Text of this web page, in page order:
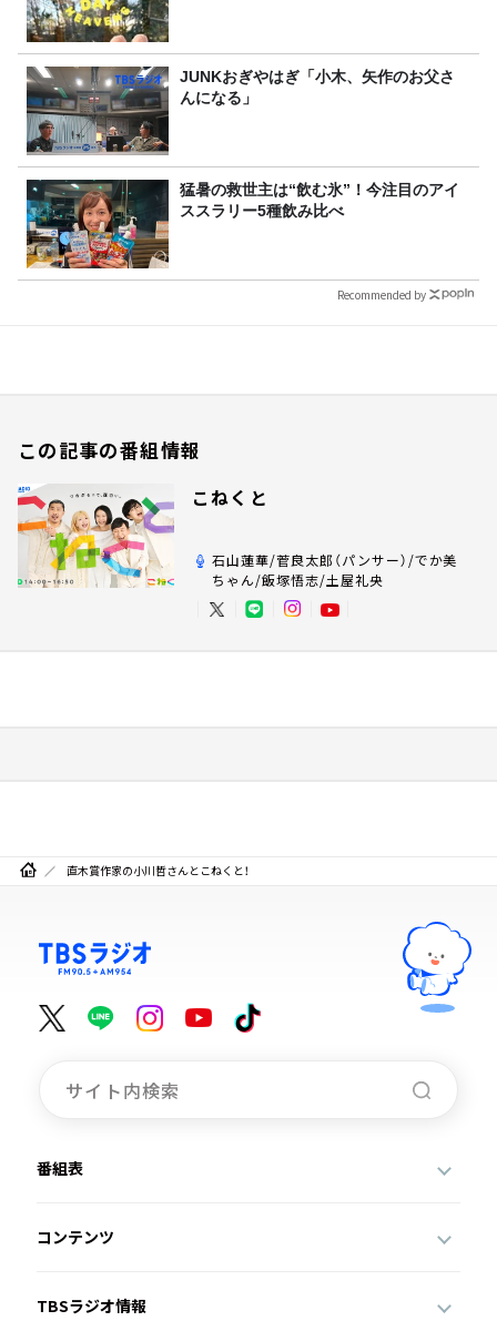
JUNKおぎやはぎ「小木、矢作のお父さ
んになる」
猛暑の救世主は“飲む氷”！今注目のアイ
ススラリー5種飲み比べ
Recommended by
この記事の番組情報
こねくと
石山蓮華/菅良太郎（パンサー）/でか美
ちゃん/飯塚悟志/土屋礼央
直木賞作家の小川哲さんとこねくと！
番組表
コンテンツ
TBSラジオ情報